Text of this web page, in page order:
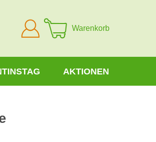
Anmelden
Warenkorb
AKTIONEN